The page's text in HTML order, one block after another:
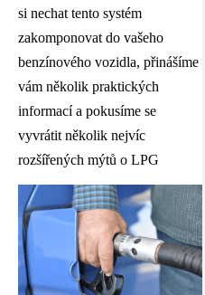
si nechat tento systém
zakomponovat do vašeho
benzínového vozidla, přinášíme
vám několik praktických
informací a pokusíme se
vyvrátit několik nejvíc
rozšířených mýtů o LPG